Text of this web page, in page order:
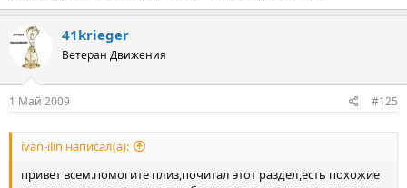
41krieger
Ветеран Движения
1 Май 2009 #125
ivan-ilin написал(а):
привет всем.помогите плиз,почитал этот раздел,есть похожие